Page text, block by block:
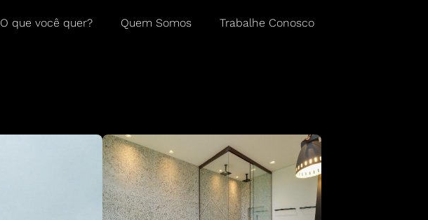
O que você quer? Quem Somos Trabalhe Conosco